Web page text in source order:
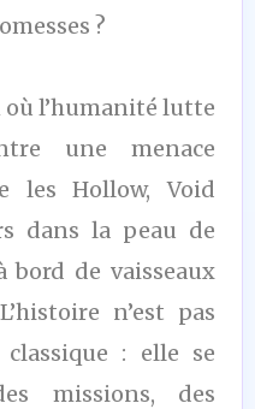
?
l’humanité lutte
une menace
les Hollow, Void
dans la peau de
bord de vaisseaux
n’est pas
: elle se
missions, des